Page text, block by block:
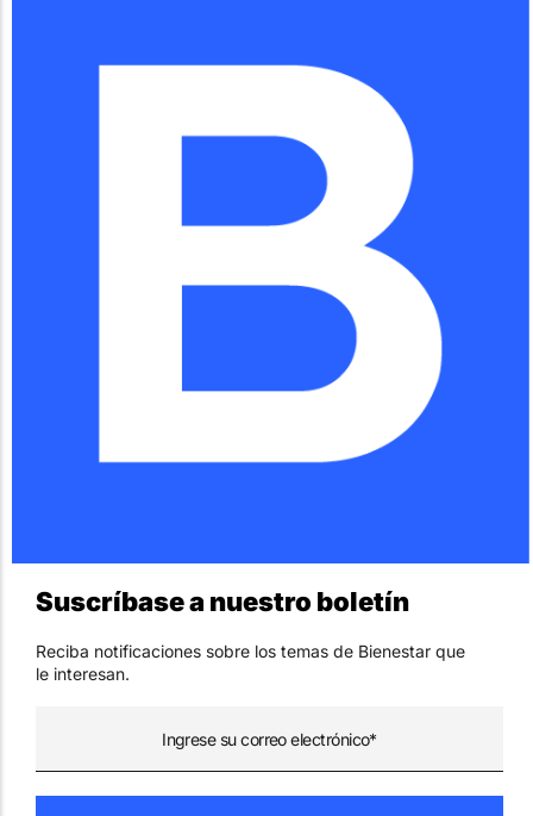
Suscríbase a nuestro boletín
Reciba notificaciones sobre los temas de Bienestar que
le interesan.